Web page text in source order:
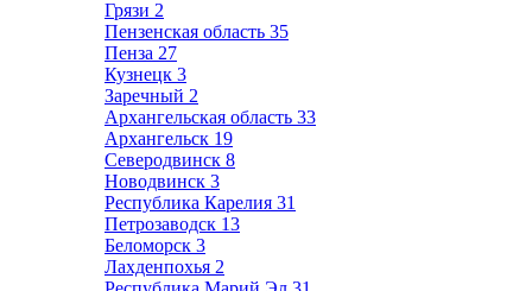
Грязи 2
Пензенская область 35
Пенза 27
Кузнецк 3
Заречный 2
Архангельская область 33
Архангельск 19
Северодвинск 8
Новодвинск 3
Республика Карелия 31
Петрозаводск 13
Беломорск 3
Лахденпохья 2